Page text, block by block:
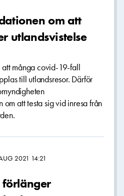
om att
utlandsvistelse
att många covid-19-fall
till utlandsresor. Därför
om att testa sig vid inresa från
2021 14:21
förlänger